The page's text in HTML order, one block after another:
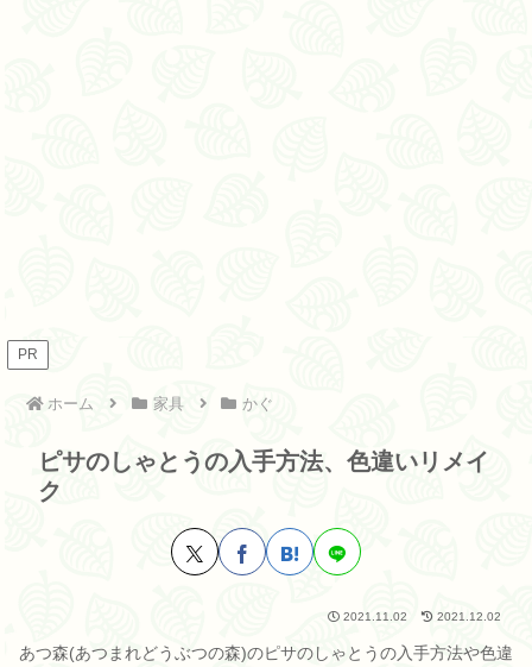
PR
ホーム 家具 かぐ
ピサのしゃとうの入手方法、色違いリメイ
ク
2021.11.02 2021.12.02
あつ森(あつまれどうぶつの森)のピサのしゃとうの入手方法や色違